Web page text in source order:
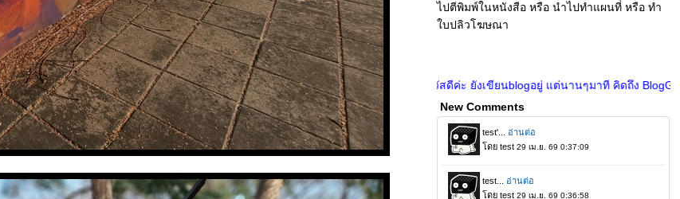
ไปตีพิมพ์ในหนังสือ หรือ นำไปทำแผนที่ หรือ ทำ
บปลิวโฆษณา
สวัสดีค่ะ ยังเขียนblogอยู่ แต่นานๆมาที คิดถึง BlogGang
New Comments